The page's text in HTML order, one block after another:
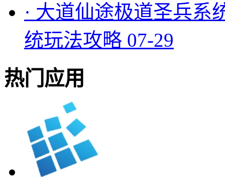
· 大道仙途极道圣兵系
统玩法攻略 07-29
热门应用